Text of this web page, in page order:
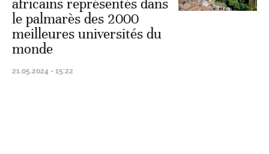
africains représentés dans
le palmarès des 2000
meilleures universités du
monde
21.05.2024 - 15:22